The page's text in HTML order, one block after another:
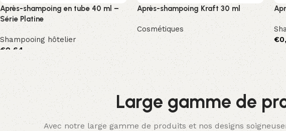
Après-shampoing en tube 40 ml –
Série Platine
Shampooing hôtelier
€0,64
Sepete Ekle
Après-shampoing Kraft 30 ml
Cosmétiques
Devamını oku
€
Large gamme de
Avec notre large gamme de produits et nos designs